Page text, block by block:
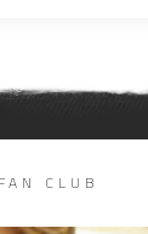
FAN CLUB